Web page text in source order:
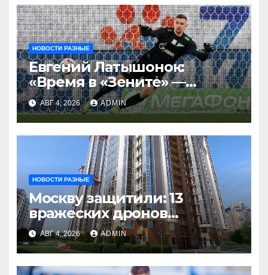
НОВОСТИ РАЗНЫЕ
Евгений Латышонок:
«Время в «Зените» —
отличный опыт, я
благодарен
Санкт‑Петербургу»
АВГ 4, 2026 ADMIN
НОВОСТИ РАЗНЫЕ
Москву защитили: 13
вражеских дронов
уничтожены за день
АВГ 4, 2026 ADMIN